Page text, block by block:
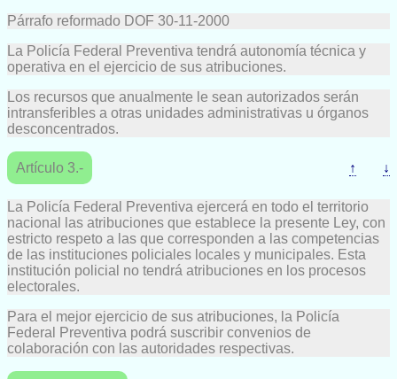
Párrafo reformado DOF 30-11-2000
La Policía Federal Preventiva tendrá autonomía técnica y
operativa en el ejercicio de sus atribuciones.
Los recursos que anualmente le sean autorizados serán
intransferibles a otras unidades administrativas u órganos
desconcentrados.
Artículo 3.- ↑ ↓
La Policía Federal Preventiva ejercerá en todo el territorio
nacional las atribuciones que establece la presente Ley, con
estricto respeto a las que corresponden a las competencias
de las instituciones policiales locales y municipales. Esta
institución policial no tendrá atribuciones en los procesos
electorales.
Para el mejor ejercicio de sus atribuciones, la Policía
Federal Preventiva podrá suscribir convenios de
colaboración con las autoridades respectivas.